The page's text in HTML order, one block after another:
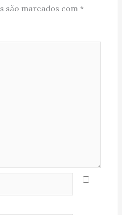
são marcados com *